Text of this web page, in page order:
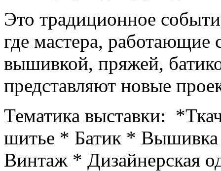
Это традиционное
где мастера, работающие
вышивкой, пряжей,
представляют новые
Тематика выставки:
шитье * Батик *
Винтаж * Дизайнерская